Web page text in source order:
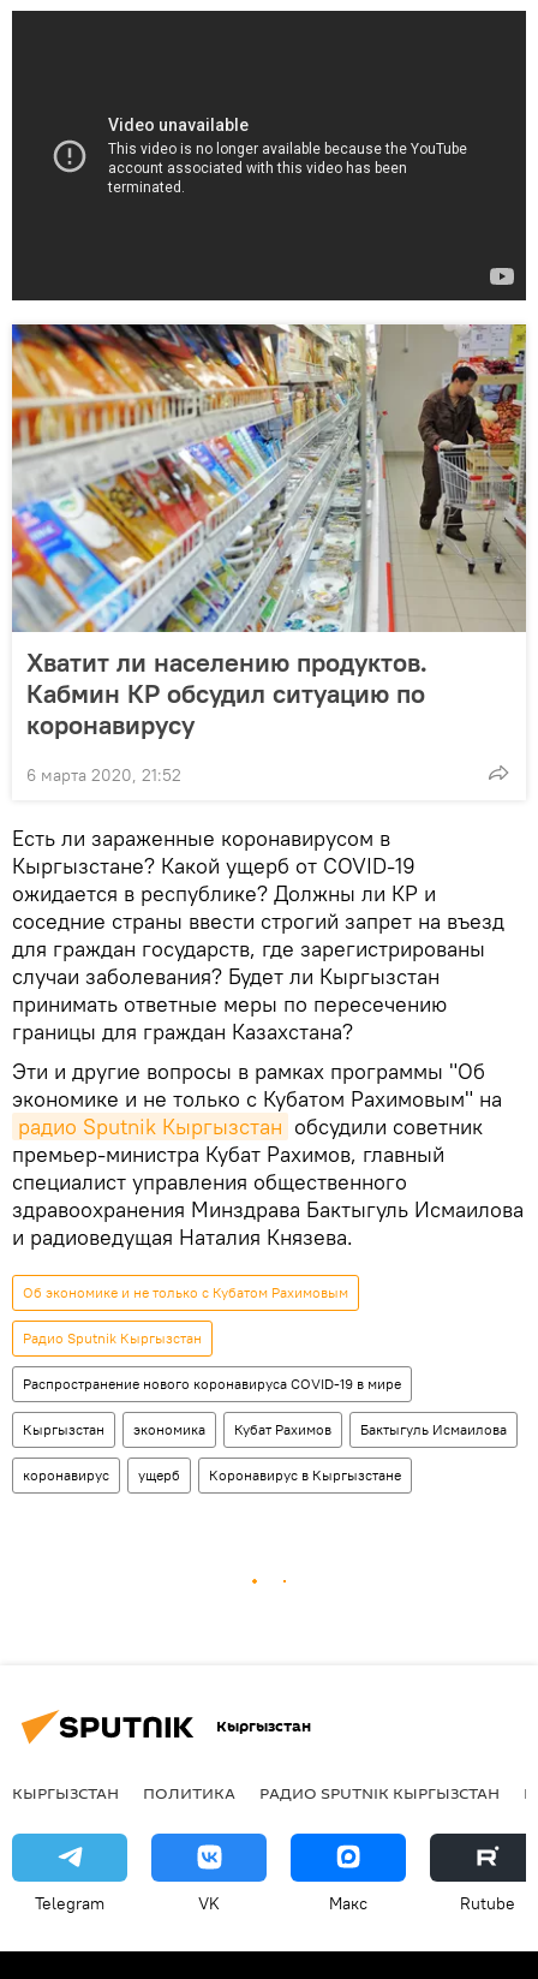
Хватит ли населению продуктов.
Кабмин КР обсудил ситуацию по
коронавирусу
6 марта 2020, 21:52
Есть ли зараженные коронавирусом в
Кыргызстане? Какой ущерб от COVID-19
ожидается в республике? Должны ли КР и
соседние страны ввести строгий запрет на въезд
для граждан государств, где зарегистрированы
случаи заболевания? Будет ли Кыргызстан
принимать ответные меры по пересечению
границы для граждан Казахстана?
Эти и другие вопросы в рамках программы "Об
экономике и не только с Кубатом Рахимовым" на
радио Sputnik Кыргызстан обсудили советник
премьер-министра Кубат Рахимов, главный
специалист управления общественного
здравоохранения Минздрава Бактыгуль Исмаилова
и радиоведущая Наталия Князева.
Об экономике и не только с Кубатом Рахимовым
Радио Sputnik Кыргызстан
Распространение нового коронавируса COVID-19 в мире
Кыргызстан экономика Кубат Рахимов Бактыгуль Исмаилова
коронавирус ущерб Коронавирус в Кыргызстане
Кыргызстан
КЫРГЫЗСТАН ПОЛИТИКА РАДИО SPUTNIK КЫРГЫЗСТАН
Telegram VK Макс Rutube